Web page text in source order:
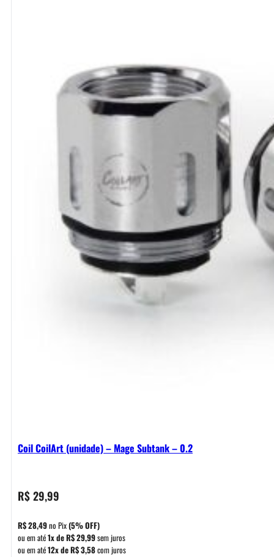
Coil CoilArt (unidade) – Mage Subtank – 0.2
R$29,99
R$28,49no Pix(5% OFF)
ou em até1x deR$29,99sem juros
ou em até12x deR$3,58com juros